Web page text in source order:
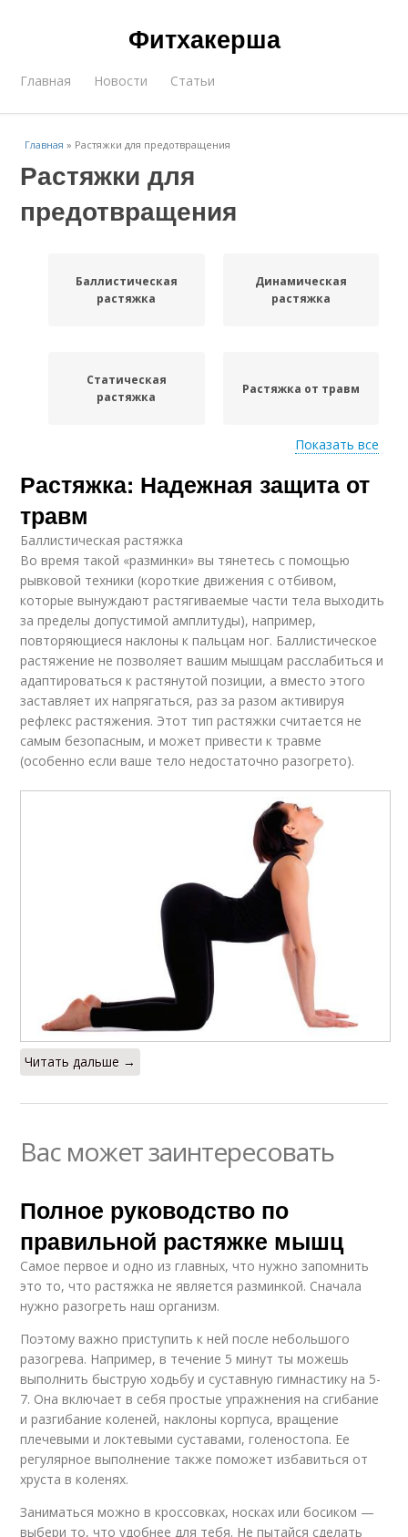
Фитхакерша
Главная Новости Статьи
Главная » Растяжки для предотвращения
Растяжки для
предотвращения
Баллистическая
растяжка
Динамическая
растяжка
Статическая
растяжка
Растяжка от травм
Обязательная
растяжка
Неправильная
растяжка
Растяжка перед
тренировкой
Растяжка по
Показать все
Растяжка: Надежная защита от
травм
Баллистическая растяжка
Во время такой «разминки» вы тянетесь с помощью
рывковой техники (короткие движения с отбивом,
которые вынуждают растягиваемые части тела выходить
за пределы допустимой амплитуды), например,
повторяющиеся наклоны к пальцам ног. Баллистическое
растяжение не позволяет вашим мышцам расслабиться и
адаптироваться к растянутой позиции, а вместо этого
заставляет их напрягаться, раз за разом активируя
рефлекс растяжения. Этот тип растяжки считается не
самым безопасным, и может привести к травме
(особенно если ваше тело недостаточно разогрето).
Читать дальше →
Вас может заинтересовать
Полное руководство по
правильной растяжке мышц
Самое первое и одно из главных, что нужно запомнить
это то, что растяжка не является разминкой. Сначала
нужно разогреть наш организм.
Поэтому важно приступить к ней после небольшого
разогрева. Например, в течение 5 минут ты можешь
выполнить быструю ходьбу и суставную гимнастику на 5-
7. Она включает в себя простые упражнения на сгибание
и разгибание коленей, наклоны корпуса, вращение
плечевыми и локтевыми суставами, голеностопа. Ее
регулярное выполнение также поможет избавиться от
хруста в коленях.
Заниматься можно в кроссовках, носках или босиком —
выбери то, что удобнее для тебя. Не пытайся сделать